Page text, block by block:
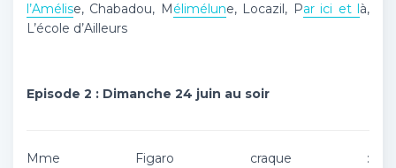
l’Amélise, Chabadou, M élimélune, Locazil, Par ici et l à,
L’école d’Ailleurs
Episode 2 : Dimanche 24 juin au soir
Mme Figaro craque :